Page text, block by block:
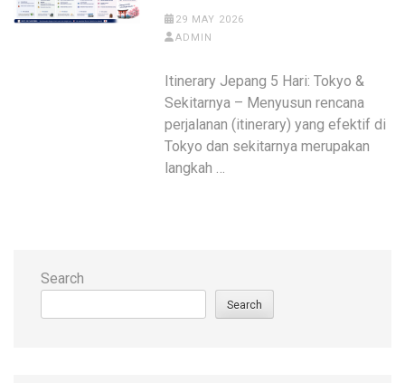
29 MAY 2026
ADMIN
Itinerary Jepang 5 Hari: Tokyo &
Sekitarnya – Menyusun rencana
perjalanan (itinerary) yang efektif di
Tokyo dan sekitarnya merupakan
langkah …
Search
Search